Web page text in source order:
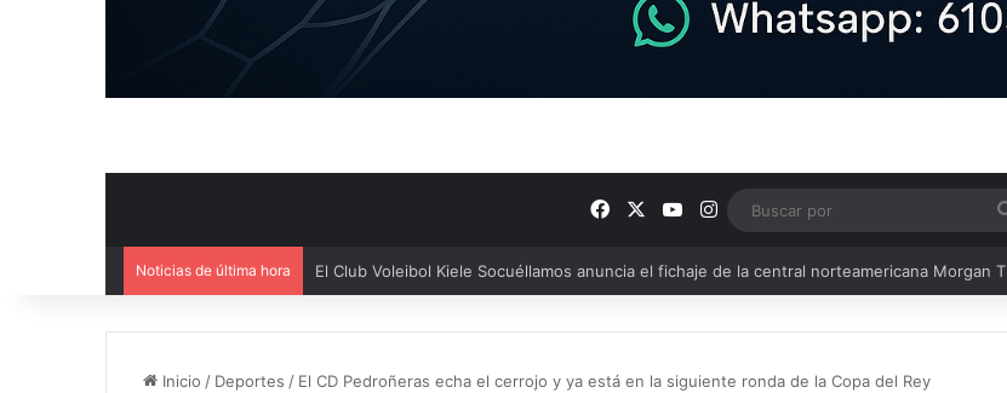
FacebookYouTube
Instagram
Noticias de última hora El Cuenca Deportiva refuerza su plantilla con talento de la comarca
Inicio / Deportes / El CD Pedroñeras echa el cerrojo y ya está en la siguiente ronda de la Copa del Rey